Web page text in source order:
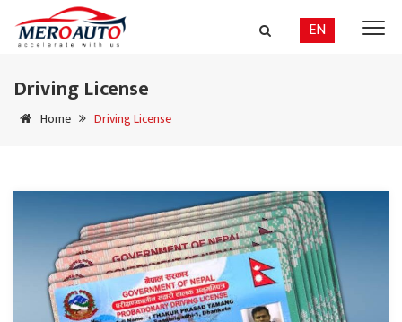
EN
Driving License
Home Driving License